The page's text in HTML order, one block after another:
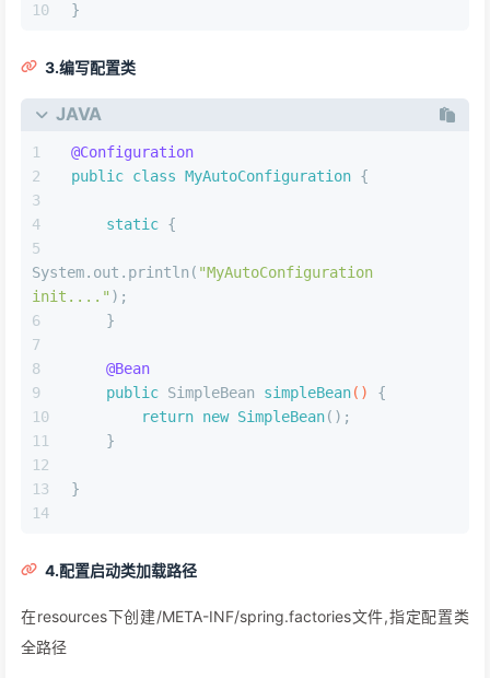
}
3.编写配置类
JAVA
@Configuration
public class MyAutoConfiguration {
static {
System.out.println( "MyAutoConfiguration
init...." );
    }
@Bean
public SimpleBean simpleBean()
{
return new SimpleBean();
    }
}
4.配置启动类加载路径
在resources下创建/META-INF/spring.factories文件,指定配置类
全路径